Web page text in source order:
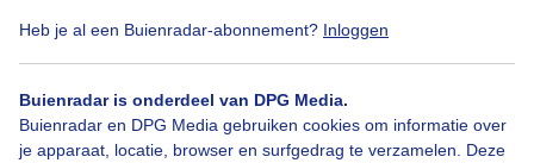
Heb je al een Buienradar-abonnement? Inloggen
Buienradar is onderdeel van DPG Media.
Buienradar en DPG Media gebruiken cookies om informatie over
je apparaat, locatie, browser en surfgedrag te verzamelen. Deze
Bekijk slideshow